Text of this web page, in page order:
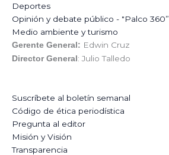
Deportes
Opinión y debate público - "Palco 360”
Medio ambiente y turismo
Gerente General: Edwin Cruz
Director General: Julio Talledo
Suscríbete al boletín semanal
Código de ética periodística
Pregunta al editor
Misión y Visión
Transparencia